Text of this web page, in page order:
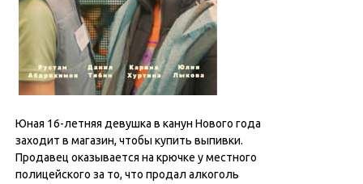
Юная 16-летняя девушка в канун Нового года
заходит в магазин, чтобы купить выпивки.
Продавец оказывается на крючке у местного
полицейского за то, что продал алкоголь